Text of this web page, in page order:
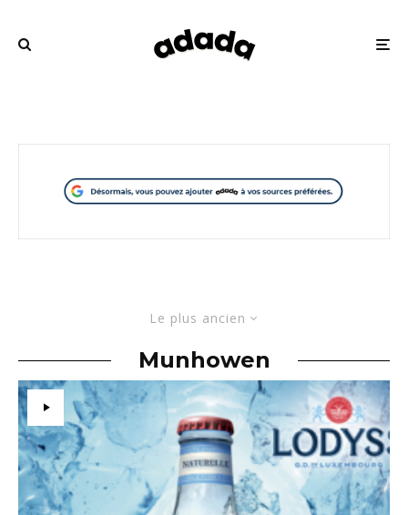
Le plus ancien
Munhowen